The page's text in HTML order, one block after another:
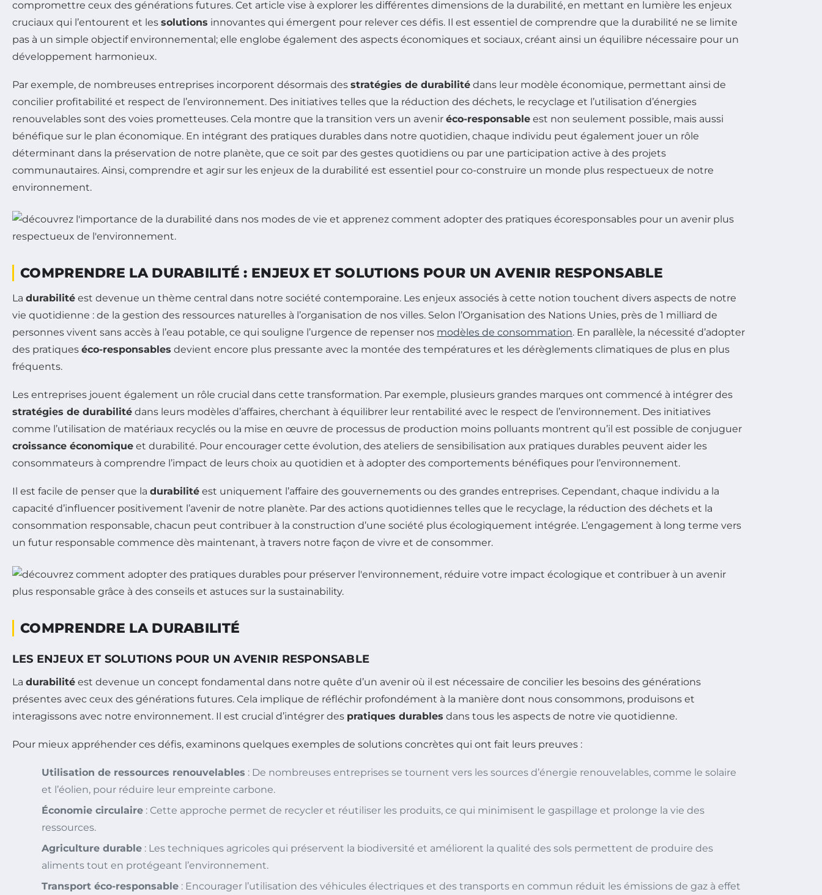
compromettre ceux des générations futures. Cet article vise à explorer les différentes dimensions de la durabilité, en mettant en lumière les enjeux
cruciaux qui l’entourent et les solutions innovantes qui émergent pour relever ces défis. Il est essentiel de comprendre que la durabilité ne se limite
pas à un simple objectif environnemental; elle englobe également des aspects économiques et sociaux, créant ainsi un équilibre nécessaire pour un
développement harmonieux.
Par exemple, de nombreuses entreprises incorporent désormais des stratégies de durabilité dans leur modèle économique, permettant ainsi de
concilier profitabilité et respect de l’environnement. Des initiatives telles que la réduction des déchets, le recyclage et l’utilisation d’énergies
renouvelables sont des voies prometteuses. Cela montre que la transition vers un avenir éco-responsable est non seulement possible, mais aussi
bénéfique sur le plan économique. En intégrant des pratiques durables dans notre quotidien, chaque individu peut également jouer un rôle
déterminant dans la préservation de notre planète, que ce soit par des gestes quotidiens ou par une participation active à des projets
communautaires. Ainsi, comprendre et agir sur les enjeux de la durabilité est essentiel pour co-construire un monde plus respectueux de notre
environnement.
COMPRENDRE LA DURABILITÉ : ENJEUX ET SOLUTIONS POUR UN AVENIR RESPONSABLE
La durabilité est devenue un thème central dans notre société contemporaine. Les enjeux associés à cette notion touchent divers aspects de notre
vie quotidienne : de la gestion des ressources naturelles à l’organisation de nos villes. Selon l’Organisation des Nations Unies, près de 1 milliard de
personnes vivent sans accès à l’eau potable, ce qui souligne l’urgence de repenser nos modèles de consommation. En parallèle, la nécessité d’adopter
des pratiques éco-responsables devient encore plus pressante avec la montée des températures et les dérèglements climatiques de plus en plus
fréquents.
Les entreprises jouent également un rôle crucial dans cette transformation. Par exemple, plusieurs grandes marques ont commencé à intégrer des
stratégies de durabilité dans leurs modèles d’affaires, cherchant à équilibrer leur rentabilité avec le respect de l’environnement. Des initiatives
comme l’utilisation de matériaux recyclés ou la mise en œuvre de processus de production moins polluants montrent qu’il est possible de conjuguer
croissance économique et durabilité. Pour encourager cette évolution, des ateliers de sensibilisation aux pratiques durables peuvent aider les
consommateurs à comprendre l’impact de leurs choix au quotidien et à adopter des comportements bénéfiques pour l’environnement.
Il est facile de penser que la durabilité est uniquement l’affaire des gouvernements ou des grandes entreprises. Cependant, chaque individu a la
capacité d’influencer positivement l’avenir de notre planète. Par des actions quotidiennes telles que le recyclage, la réduction des déchets et la
consommation responsable, chacun peut contribuer à la construction d’une société plus écologiquement intégrée. L’engagement à long terme vers
un futur responsable commence dès maintenant, à travers notre façon de vivre et de consommer.
COMPRENDRE LA DURABILITÉ
LES ENJEUX ET SOLUTIONS POUR UN AVENIR RESPONSABLE
La durabilité est devenue un concept fondamental dans notre quête d’un avenir où il est nécessaire de concilier les besoins des générations
présentes avec ceux des générations futures. Cela implique de réfléchir profondément à la manière dont nous consommons, produisons et
interagissons avec notre environnement. Il est crucial d’intégrer des pratiques durables dans tous les aspects de notre vie quotidienne.
Pour mieux appréhender ces défis, examinons quelques exemples de solutions concrètes qui ont fait leurs preuves :
Utilisation de ressources renouvelables : De nombreuses entreprises se tournent vers les sources d’énergie renouvelables, comme le solaire
et l’éolien, pour réduire leur empreinte carbone.
Économie circulaire : Cette approche permet de recycler et réutiliser les produits, ce qui minimisent le gaspillage et prolonge la vie des
ressources.
Agriculture durable : Les techniques agricoles qui préservent la biodiversité et améliorent la qualité des sols permettent de produire des
aliments tout en protégeant l’environnement.
Transport éco-responsable : Encourager l’utilisation des véhicules électriques et des transports en commun réduit les émissions de gaz à effet